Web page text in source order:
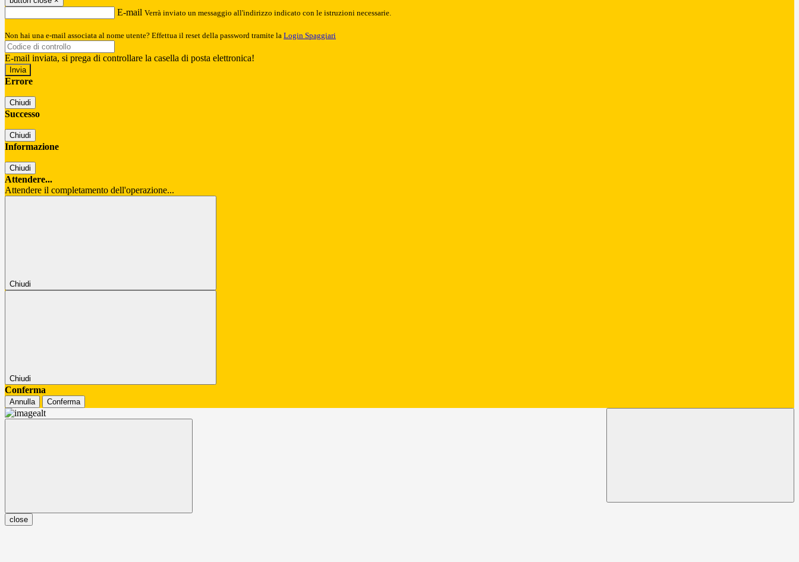
E-mail Verrà inviato un messaggio all'indirizzo indicato con le istruzioni necessarie.
Non hai una e-mail associata al nome utente? Effettua il reset della password tramite la Login Spaggiari
E-mail inviata, si prega di controllare la casella di posta elettronica!
Errore
Chiudi
Successo
Chiudi
Informazione
Chiudi
Attendere...
Attendere il completamento dell'operazione...
Chiudi
Chiudi
Conferma
Annulla Conferma
close